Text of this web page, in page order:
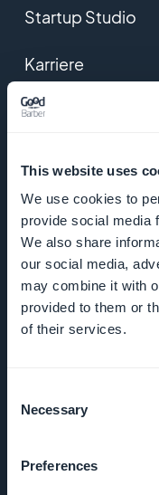
This website uses
We use cookies to
provide social media
We also share
our social media,
may combine it with
provided to them or
of their services.
Selection
Necessary
Preferences
Startup Studio
Karriere
Presse
und DSGVO
Kontaktieren Sie
PRODUKT
app erstellen
App Erstellen